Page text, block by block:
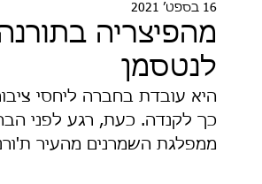
טכנולוגיה מדע ורפואה
וידויים
כלכלה LIVE סוד ההצלחה
מהפיצריה
לנטסמן
16 בספט׳ 2021
היא עובדת בחברה ליחסי
ממפלגת השמרנים מהעיר